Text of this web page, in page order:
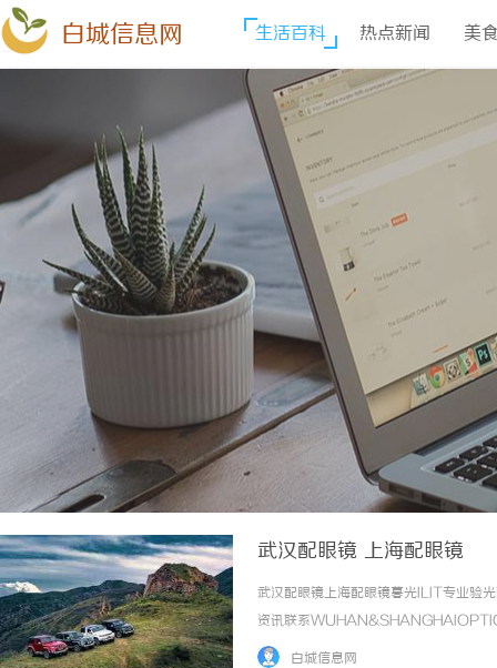
白城信息网 生活百科 热点新闻 美
武汉配眼镜 上海配眼镜
武汉配眼镜上海配眼镜暮光ILIT专业验
资讯联系
品牌，现于武汉与上海设有4家门店。
白城信息网